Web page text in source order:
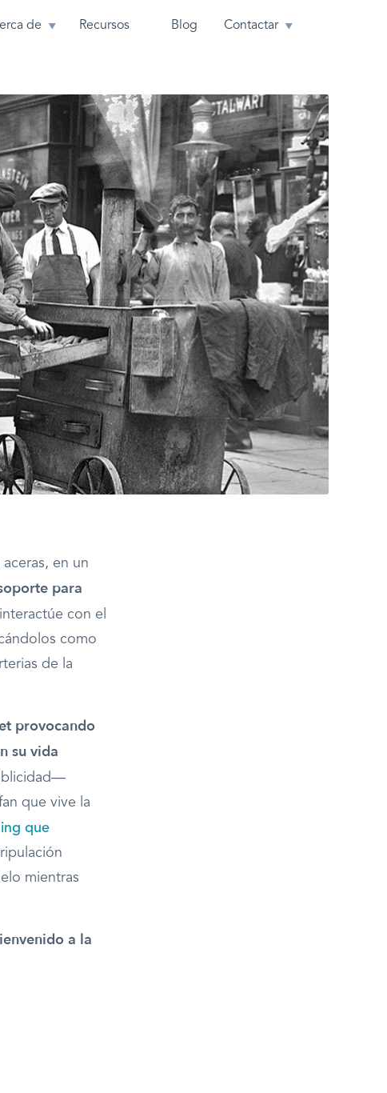
de Recursos Blog Contactar
en un
para
con el
como
de la
provocando
su vida
que vive la
que
mientras
a la